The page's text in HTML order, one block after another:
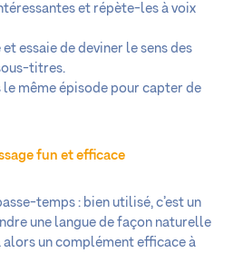
et répète-les à voix
essaie de deviner le sens des
titres.
même épisode pour capter de
fun et efficace
temps : bien utilisé, c’est un
une langue de façon naturelle
un complément efficace à